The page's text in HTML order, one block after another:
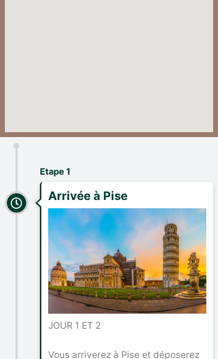
Etape 1
Arrivée à Pise
JOUR 1 ET 2
Vous arriverez à Pise et déposerez